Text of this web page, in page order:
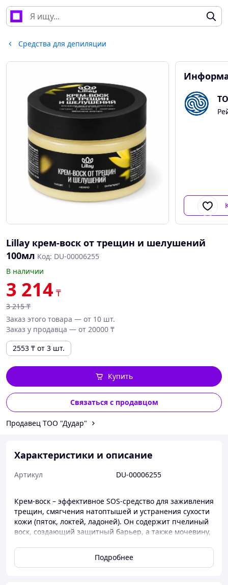
Средства для депиляции
Lillay крем-воск от трещин и шелушений
100мл Код: DU-00006255
В наличии
3 214 ₸
3 215 ₸
Заказ этого товара — от 10 шт.
Заказ у продавца — от 20000 ₸
2553 ₸ от 3 шт.
Купить
Связаться с продавцом
Продавец ТОО "Дудар"
Характеристики и описание
Артикул DU-00006255
Крем-воск – эффективное SOS-средство для заживления
трещин, смягчения натоптышей и устранения сухости
кожи (пяток, локтей, ладоней). Он содержит пчелиный
воск, создающий защитный барьер, а также мочевину,
Подробнее